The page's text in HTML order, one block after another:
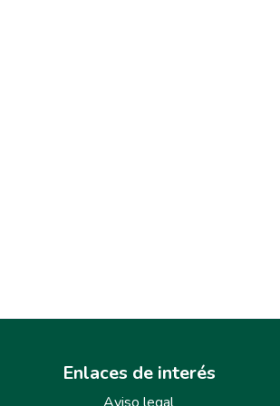
Enlaces de interés